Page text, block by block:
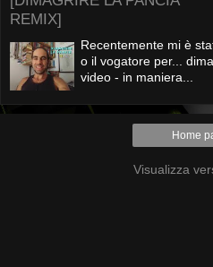
REMIX]
Recentemente mi è
o il vogatore per...
video - in maniera...
Home
Visualizza